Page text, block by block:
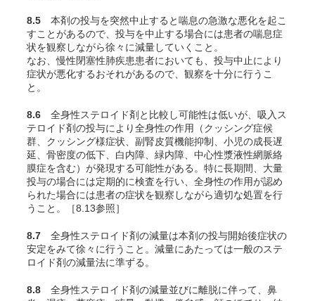
8.5 本剤の投与を突然中止すると喘息の急激な悪化を起こ
すことがあるので、投与を中止する場合には患者の喘息症
状を観察しながら徐々に減量していくこと。
なお、慢性閉塞性肺疾患患者においても、投与中止により
症状が悪化するおそれがあるので、観察を十分に行うこ
と。
8.6 全身性ステロイド剤と比較し可能性は低いが、吸入ス
テロイド剤の投与により全身性の作用（クッシング症候
群、クッシング様症状、副腎皮質機能抑制、小児の成長遅
延、骨密度の低下、白内障、緑内障、中心性漿液性網脈絡
膜症を含む）が発現する可能性がある。特に長期間、大量
投与の場合には定期的に検査を行い、全身性の作用が認め
られた場合には患者の症状を観察しながら適切な処置を行
うこと。［8.13参照］
8.7 全身性ステロイド剤の減量は本剤の投与開始後症状の
安定をみて徐々に行うこと。減量にあたっては一般のステ
ロイド剤の減量法に準ずる。
8.8 全身性ステロイド剤の減量並びに離脱に伴って、鼻